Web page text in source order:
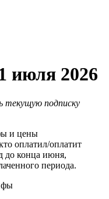
июля 2026
текущую подписку
и цены
оплатил/оплатит
до конца июня,
периода.